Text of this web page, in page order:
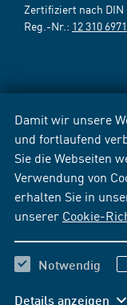
Damit wir unsere
und fortlaufend
Sie die Webseiten
Verwendung von
erhalten Sie in
unserer Cookie-
Notwendig
Details anzeigen
Zertifiziert nach DIN
Reg.-Nr.: 12 310